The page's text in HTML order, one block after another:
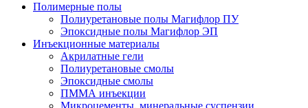
Полимерные полы
Полиуретановые полы Магифлор ПУ
Эпоксидные полы Магифлор ЭП
Инъекционные материалы
Акрилатные гели
Полиуретановые смолы
Эпоксидные смолы
ПММА инъекции
Микроцементы, минеральные суспензии